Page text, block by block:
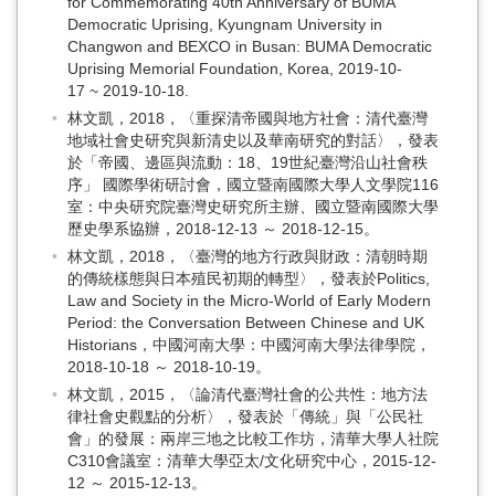
Democratic Uprising, Kyungnam University in
Changwon and BEXCO in Busan: BUMA Democratic
Uprising Memorial Foundation, Korea, 2019-10-
17 ~ 2019-10-18.
林文凱，2018，〈重探清帝國與地方社會：清代臺灣
地域社會史研究與新清史以及華南研究的對話〉，發表
於「帝國、邊區與流動：18、19世紀臺灣沿山社會秩
序」 國際學術研討會，國立暨南國際大學人文學院116
室：中央研究院臺灣史研究所主辦、國立暨南國際大學
歷史學系協辦，2018-12-13 ～ 2018-12-15。
林文凱，2018，〈臺灣的地方行政與財政：清朝時期
的傳統樣態與日本殖民初期的轉型〉，發表於Politics,
Law and Society in the Micro-World of Early Modern
Period: the Conversation Between Chinese and UK
Historians，中國河南大學：中國河南大學法律學院，
2018-10-18 ～ 2018-10-19。
林文凱，2015，〈論清代臺灣社會的公共性：地方法
律社會史觀點的分析〉，發表於「傳統」與「公民社
會」的發展：兩岸三地之比較工作坊，清華大學人社院
C310會議室：清華大學亞太/文化研究中心，2015-12-
12 ～ 2015-12-13。